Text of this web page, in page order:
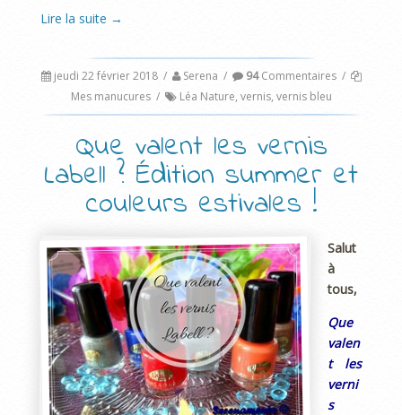
Lire la suite →
jeudi 22 février 2018 / Serena / 94Commentaires /
Mes manucures / Léa Nature, vernis, vernis bleu
Que valent les vernis
Labell ? Édition summer et
couleurs estivales !
Salut
à
tous,
Que
valen
t les
verni
s